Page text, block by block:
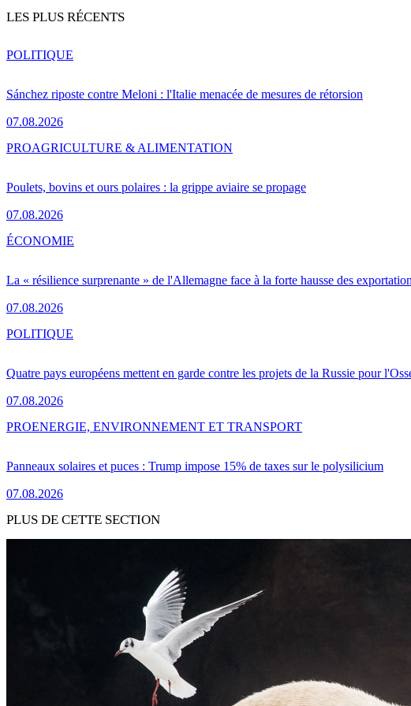
LES PLUS RÉCENTS
Sánchez riposte contre Meloni : l'Italie menacée de mesures de rétorsion
07.08.2026
POLITIQUE
Poulets, bovins et ours polaires : la grippe aviaire se propage
07.08.2026
PROAGRICULTURE & ALIMENTATION
La « résilience surprenante » de l'Allemagne face à la forte hausse des
07.08.2026
ÉCONOMIE
Quatre pays européens mettent en garde contre les projets de la Russie pour
07.08.2026
POLITIQUE
Panneaux solaires et puces : Trump impose 15% de taxes sur le polysilicium
07.08.2026
PROENERGIE, ENVIRONNEMENT ET TRANSPORT
PLUS DE CETTE SECTION